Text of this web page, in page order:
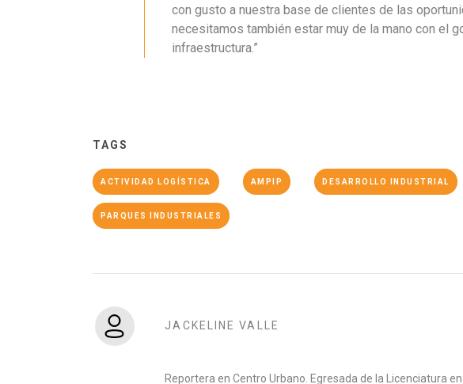
con gusto a nuestra base de clientes de las
necesitamos también estar muy de la mano con el
infraestructura.”
TAGS
ACTIVIDAD LOGÍSTICA AMPIP DESARROLLO INDUSTRIAL
PARQUES INDUSTRIALES
JACKELINE VALLE
Reportera en Centro Urbano. Egresada de la Licenciatura